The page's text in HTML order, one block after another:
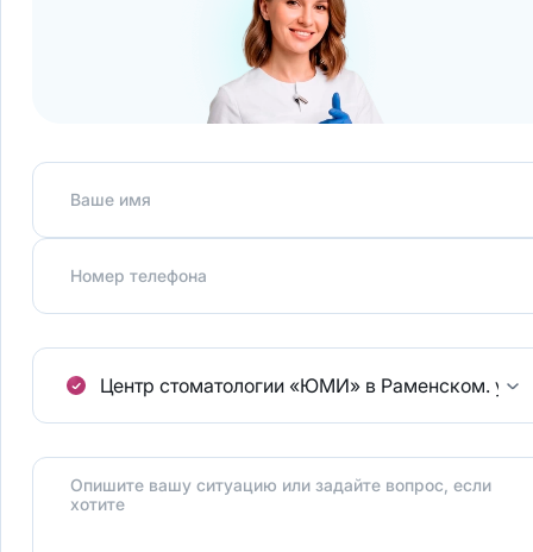
Ваше имя
Номер телефона
Центр стоматологии «ЮМИ» в Раменском. ул.
Опишите вашу ситуацию или задайте вопрос, если
хотите